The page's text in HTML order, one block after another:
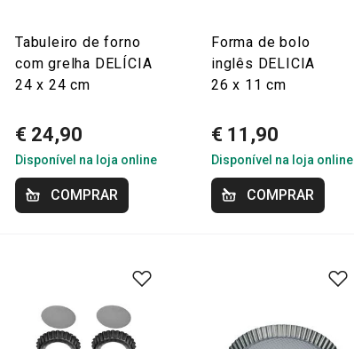
Tabuleiro de forno
com grelha DELÍCIA
24 x 24 cm
€ 24,90
Disponível na loja online
COMPRAR
Forma de bolo
inglês DELICIA
26 x 11 cm
€ 11,90
Disponível na loja online
COMPRAR